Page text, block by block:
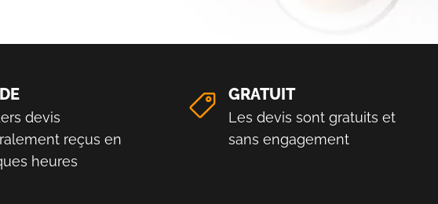
devis
reçus en
heures
GRATUIT
Les devis sont gratuits et
sans engagement